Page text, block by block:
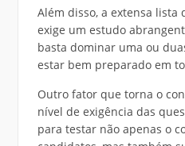
Além disso, a extensa lista
exige um estudo
basta dominar uma ou
estar bem preparado em
Outro fator que torna o
nível de exigência das
para testar não apenas o